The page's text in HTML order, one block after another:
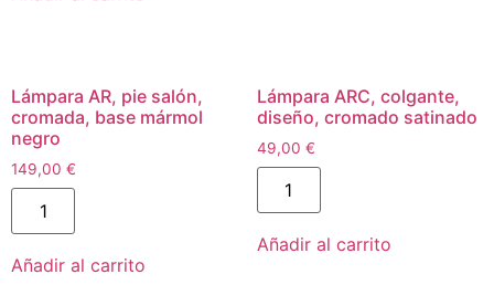
Lámpara AR, pie salón,
cromada, base mármol
negro
149,00 €
Añadir al carrito
Lámpara ARC, colgante,
diseño, cromado satinado
49,00 €
Añadir al carrito